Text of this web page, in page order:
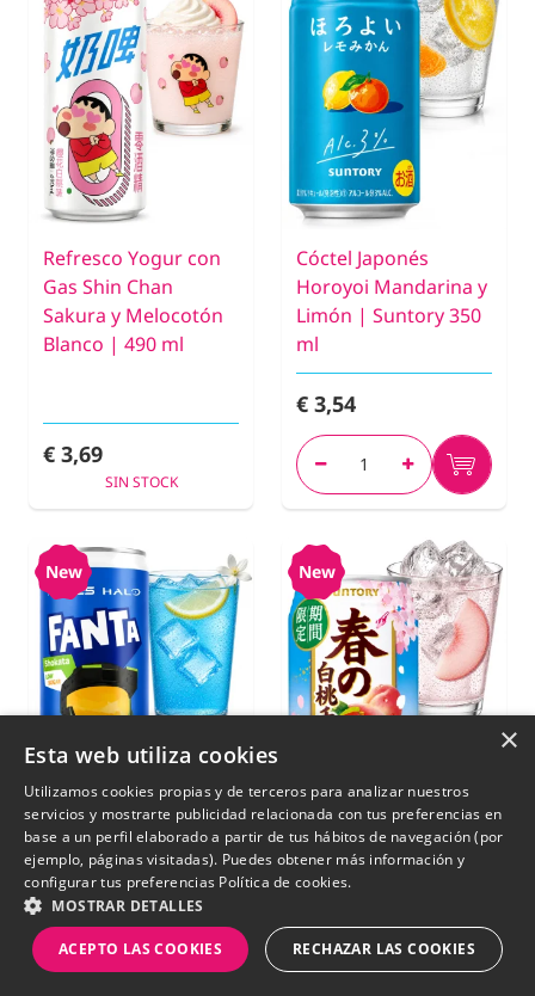
Refresco Yogur con
Gas Shin Chan
Sakura y Melocotón
Blanco | 490 ml
€ 3,69
SIN STOCK
Cóctel Japonés
Horoyoi Mandarina y
Limón | Suntory 350
ml
€ 3,54
New
Fanta Shokata x Xbox
Halo | 250 ml
New
Cóctel Japonés Chu-
Hi Melocotón Blanco
| Suntory 350 ml
€ 3,99
×
Esta web utiliza cookies
Utilizamos cookies propias y de terceros para analizar nuestros
servicios y mostrarte publicidad relacionada con tus preferencias en
base a un perfil elaborado a partir de tus hábitos de navegación (por
ejemplo, páginas visitadas). Puedes obtener más información y
configurar tus preferencias Política de cookies.
MOSTRAR DETALLES
ACEPTO LAS COOKIES RECHAZAR LAS COOKIES